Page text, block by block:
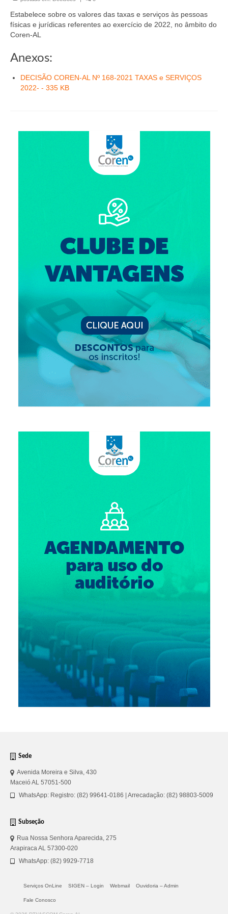
Conselheiros e Diretoria
Carta de Serviços ao Cidadão
Governança
Eleições Triênio 2027-2029
Eleições 2023
Agenda do presidente
Eleições
Fiscalização
Responsabilidade Técnica
Legislações
Decisões
Portarias
Resoluções
Censura Pública
Suspensão do Exercício Profissional
Procedimento para registro
Clube de Vantagens
Valores dos serviços
Reserva de auditório
Contatos
Fale Conosco
NEP
Estabelece sobre os valores das taxas e serviços às pessoas
físicas e jurídicas referentes ao exercício de 2022, no âmbito do
Coren-AL
Anexos:
DECISÃO COREN-AL Nº 168-2021 TAXAS e SERVIÇOS
2022- - 335 KB
Sede
Avenida Moreira e Silva, 430
Maceió AL 57051-500
WhatsApp: Registro: (82) 99641-0186 | Arrecadação: (82) 98803-5009
Subseção
Rua Nossa Senhora Aparecida, 275
Arapiraca AL 57300-020
WhatsApp: (82) 9929-7718
Serviços OnLine SIGEN – Login Webmail Ouvidoria – Admin
Fale Conosco